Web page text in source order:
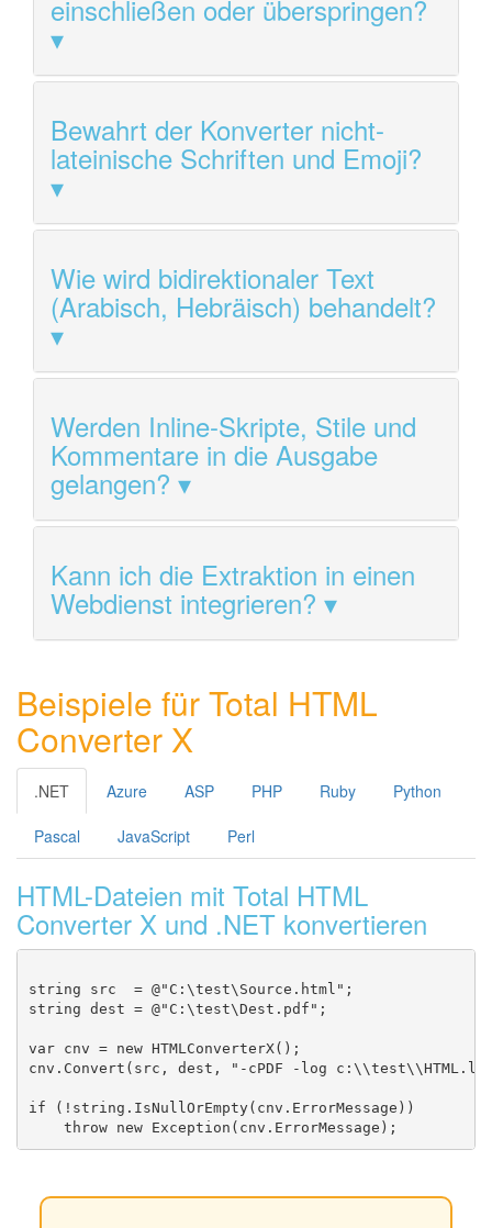
einschließen oder überspringen?
Bewahrt der Konverter nicht-
lateinische Schriften und Emoji?
Wie wird bidirektionaler Text
(Arabisch, Hebräisch) behandelt?
Werden Inline-Skripte, Stile und
Kommentare in die Ausgabe
gelangen?
Kann ich die Extraktion in einen
Webdienst integrieren?
Beispiele für Total HTML
Converter X
.NET Azure ASP PHP Ruby Python
Pascal JavaScript Perl
HTML-Dateien mit Total HTML
Converter X und .NET konvertieren
string src  = @"C:\test\Source.html";
string dest = @"C:\test\Dest.pdf";
var cnv = new HTMLConverterX();
cnv.Convert(src, dest, "-cPDF -log
if (!string.IsNullOrEmpty(cnv.ErrorMessage))